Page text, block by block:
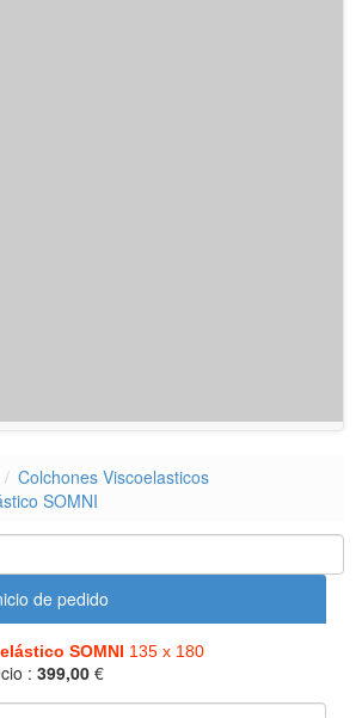
Colchones Viscoelasticos
SOMNI
de pedido
SOMNI 135 x 180
: 399,00 €